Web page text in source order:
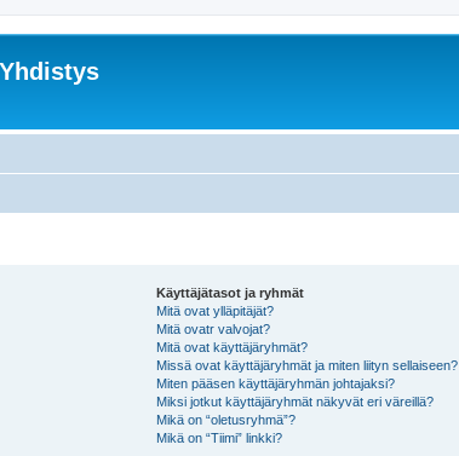
Käyttäjätasot ja ryhmät
Mitä ovat ylläpitäjät?
Mitä ovatr valvojat?
Mitä ovat käyttäjäryhmät?
Missä ovat käyttäjäryhmät ja miten liityn sellaiseen?
Miten pääsen käyttäjäryhmän johtajaksi?
Miksi jotkut käyttäjäryhmät näkyvät eri väreillä?
Mikä on “oletusryhmä”?
Mikä on “Tiimi” linkki?